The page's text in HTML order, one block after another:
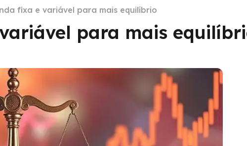
fixa e variável para mais equilíbrio
para mais